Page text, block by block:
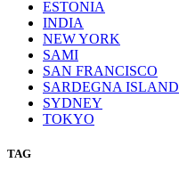
ESTONIA
INDIA
NEW YORK
SAMI
SAN FRANCISCO
SARDEGNA ISLAND
SYDNEY
TOKYO
TAG